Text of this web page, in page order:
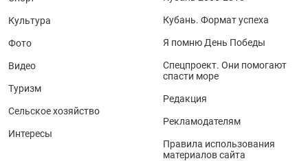
Культура
Фото
Видео
Туризм
Сельское хозяйство
Интересы
Кубань. Формат успеха
Я помню День Победы
Спецпроект. Они помогают
спасти море
Редакция
Рекламодателям
Правила использования
материалов сайта